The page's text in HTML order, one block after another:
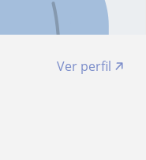
Ver perfil